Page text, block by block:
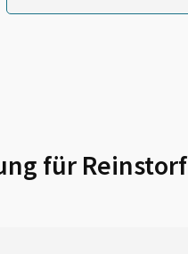
für Reinstorf